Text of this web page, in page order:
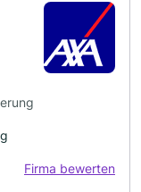
Firma bewerten